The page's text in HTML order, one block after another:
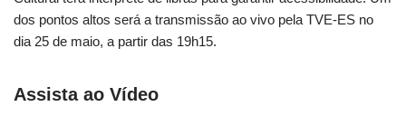
dos pontos altos será a transmissão ao vivo pela TVE-ES no
dia 25 de maio, a partir das 19h15.
Assista ao Vídeo